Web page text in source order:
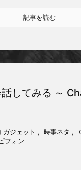
記事を読む
してみる ～
ガジェット , 時事ネタ ,
フォン